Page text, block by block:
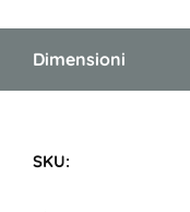
Dimensioni